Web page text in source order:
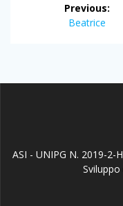
navigation
Previous:
Previous
Beatrice
ASI - UNIPG N. 2019-2-